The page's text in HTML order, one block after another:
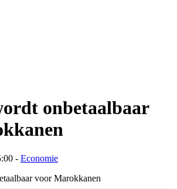
onbetaalbaar
- Economie